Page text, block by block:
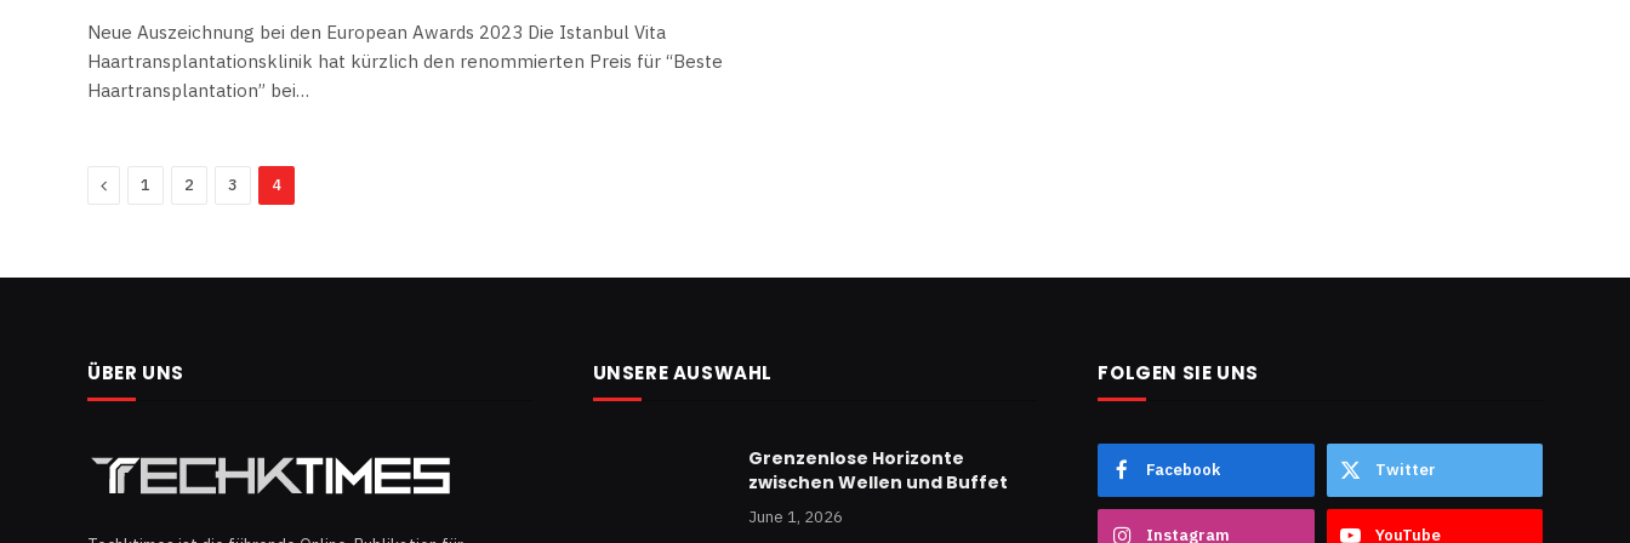
Neue Auszeichnung bei den European Awards 2023 Die Istanbul Vita
Haartransplantationsklinik hat kürzlich den renommierten Preis für “Beste
Haartransplantation” bei…
Previous
1 2 3 4
ÜBER UNS UNSERE AUSWAHL
Grenzenlose Horizonte
zwischen Wellen und Buffet
June 1, 2026
FOLGEN SIE UNS
Facebook Twitter
Instagram YouTube